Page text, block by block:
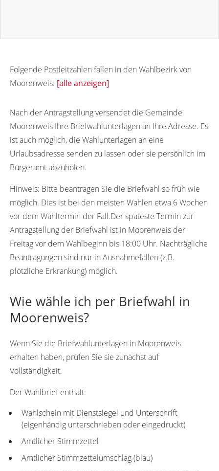
Folgende Postleitzahlen fallen in den Wahlbezirk von
Moorenweis: [alle anzeigen]
Nach der Antragstellung versendet die Gemeinde
Moorenweis Ihre Briefwahlunterlagen an Ihre Adresse. Es
ist auch möglich, die Wahlunterlagen an eine
Urlaubsadresse senden zu lassen oder sie persönlich im
Bürgeramt abzuholen.
Hinweis: Bitte beantragen Sie die Briefwahl so früh wie
möglich. Dies ist bei den meisten Wahlen etwa 6 Wochen
vor dem Wahltermin der Fall.Der späteste Termin zur
Antragstellung der Briefwahl ist in Moorenweis der
Freitag vor dem Wahlbeginn bis 18:00 Uhr. Nachträgliche
Beantragungen sind nur in Ausnahmefällen (z.B.
plötzliche Erkrankung) möglich.
Wie wähle ich per Briefwahl in
Moorenweis?
Wenn Sie die Briefwahlunterlagen in Moorenweis
erhalten haben, prüfen Sie sie zunächst auf
Vollständigkeit.
Der Wahlbrief enthält:
Wahlschein mit Dienstsiegel und Unterschrift
(eigenhändig unterschrieben oder eingedruckt)
Amtlicher Stimmzettel
Amtlicher Stimmzettelumschlag (blau)